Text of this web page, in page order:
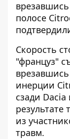
полосе
Скорость
"француз"
инерции
сзади
результате
из
травм.